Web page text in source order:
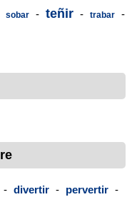
sobar - teñir - trabar -
- divertir - pervertir -